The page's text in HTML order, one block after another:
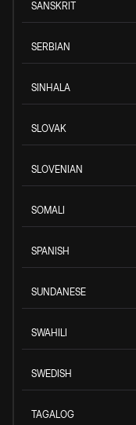
SANSKRIT
SERBIAN
SINHALA
SLOVAK
SLOVENIAN
SOMALI
SPANISH
SUNDANESE
SWAHILI
SWEDISH
TAGALOG